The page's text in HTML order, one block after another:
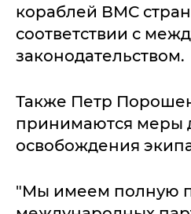
кораблей ВМС
соответствии с
законодательством.
Также Петр
принимаются меры
освобождения
"Мы имеем полную